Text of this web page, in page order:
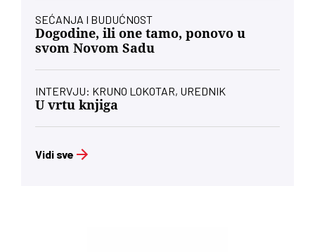
SEĆANJA I BUDUĆNOST
Dogodine, ili one tamo, ponovo u
svom Novom Sadu
INTERVJU: KRUNO LOKOTAR, UREDNIK
U vrtu knjiga
Vidi sve